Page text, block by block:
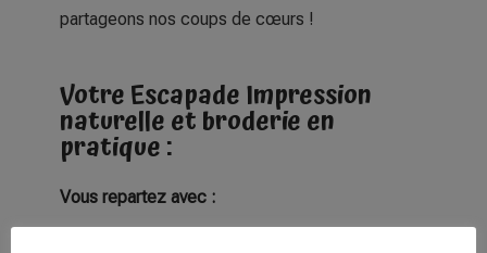
partageons nos coups de cœurs !
Votre Escapade Impression
naturelle et broderie en
pratique :
Vous repartez avec :